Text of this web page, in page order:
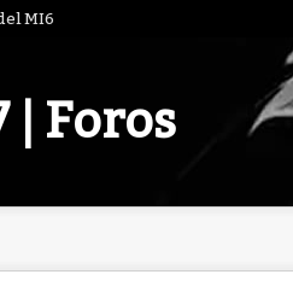
MI6
Foros